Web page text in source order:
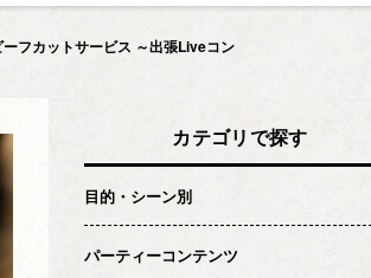
フカットサービス ～出張Liveコン
カテゴリで探す
目的・シーン別
パーティーコンテンツ